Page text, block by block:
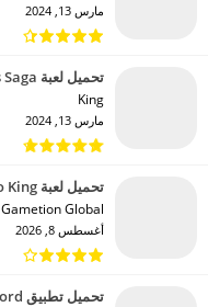
مارس 13, 2024
تحميل لعبة Farm Heroes Saga مهكرة للاندرويد 2024
King‏
مارس 13, 2024
تحميل لعبة Ludo King™ مهكرة للاندرويد 2024
Gametion Global‏
أغسطس 8, 2026
تحميل تطبيق Microsoft Word مهكر للاندرويد 2024